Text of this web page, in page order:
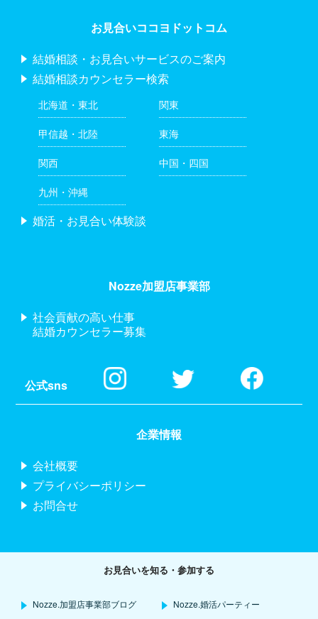
お見合いココヨドットコム
結婚相談・お見合いサービスのご案内
結婚相談カウンセラー検索
北海道・東北 関東
甲信越・北陸 東海
関西 中国・四国
九州・沖縄
婚活・お見合い体験談
Nozze加盟店事業部
社会貢献の高い仕事
結婚カウンセラー募集
公式sns
企業情報
会社概要
プライバシーポリシー
お問合せ
お見合いを知る・参加する
Nozze.加盟店事業部ブログ Nozze.婚活パーティー